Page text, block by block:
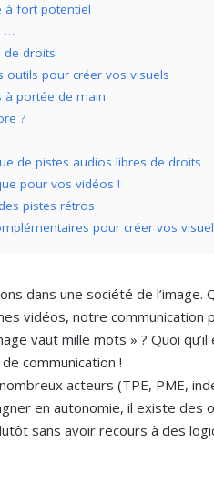
à fort potentiel
…
de droits
outils pour créer vos visuels
à portée de main
?
de pistes audios libres de droits
pour vos vidéos !
pistes rétros
pour créer vos
dans une société de l’image.
vidéos, notre communication
vaut mille mots » ? Quoi
communication !
acteurs (TPE, PME,
en autonomie, il existe des
sans avoir recours à des